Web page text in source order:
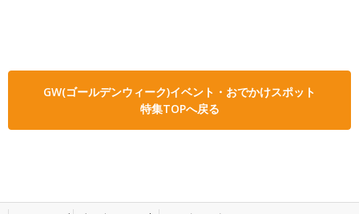
GW(ゴールデンウィーク)イベント・おでかけスポット
特集TOPへ戻る